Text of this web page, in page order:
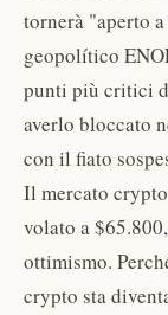
tornerà "aperto
geopolítico
punti più critici
averlo bloccato
con il fiato
Il mercato
volato a
ottimismo.
crypto sta